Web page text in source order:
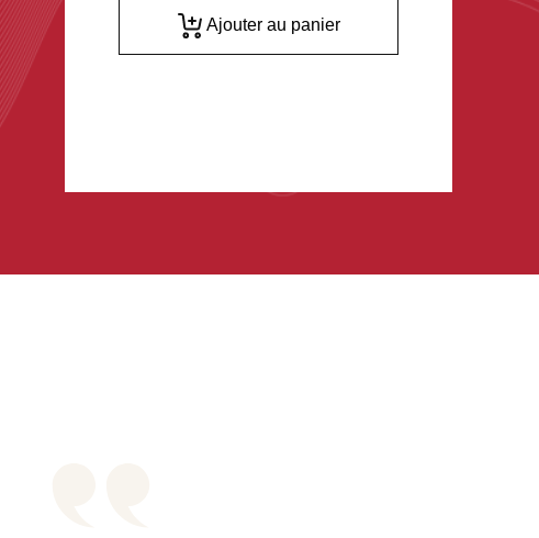
Ajouter au panier